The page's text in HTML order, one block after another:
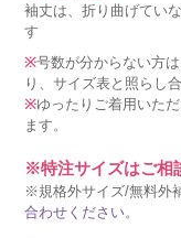
袖丈は、折り曲げてい
す
※号数が分からない方
り、サイズ表と照らし
※ゆったりご着用いた
ます。
※特注サイズはご相
※規格外サイズ/無料外
合わせください。